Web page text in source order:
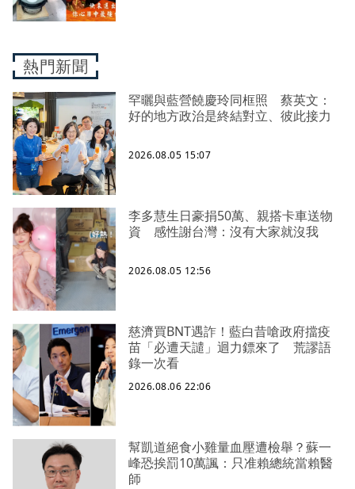
熱門新聞
罕曬與藍營饒慶玲同框照 蔡英文：
好的地方政治是終結對立、彼此接力
2026.08.05 15:07
李多慧生日豪捐50萬、親搭卡車送物
資 感性謝台灣：沒有大家就沒我
2026.08.05 12:56
慈濟買BNT遇詐！藍白昔嗆政府擋疫
苗「必遭天譴」迴力鏢來了 荒謬語
錄一次看
2026.08.06 22:06
幫凱道絕食小雞量血壓遭檢舉？蘇一
峰恐挨罰10萬諷：只准賴總統當賴醫
師